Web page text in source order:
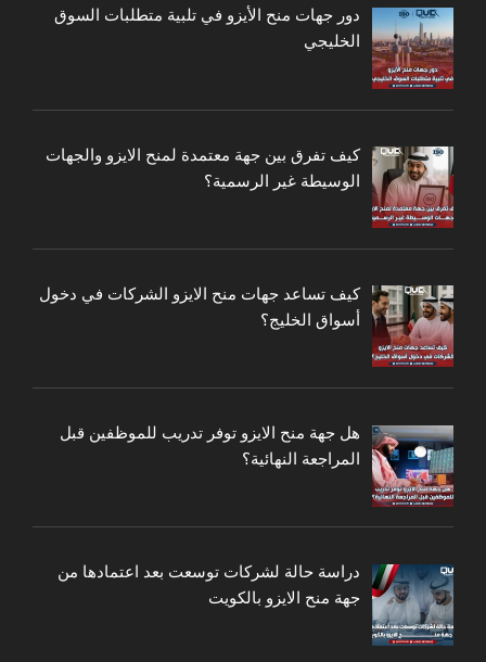
دور جهات منح الأيزو في تلبية متطلبات السوق
الخليجي
كيف تفرق بين جهة معتمدة لمنح الايزو والجهات
الوسيطة غير الرسمية؟
كيف تساعد جهات منح الايزو الشركات في دخول
أسواق الخليج؟
هل جهة منح الايزو توفر تدريب للموظفين قبل
المراجعة النهائية؟
دراسة حالة لشركات توسعت بعد اعتمادها من
جهة منح الايزو بالكويت